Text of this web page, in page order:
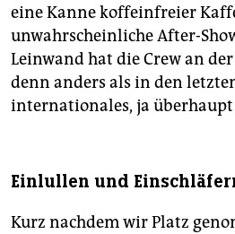
eine Kanne koffein­freier
unwahrscheinliche After-
Leinwand hat die Crew an
denn anders als in den
internationales, ja
Einlullen und
Kurz nachdem wir Platz